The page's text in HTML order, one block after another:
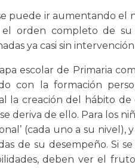
puede ir aumentando el
el orden completo de
ya casi sin
escolar de Primaria
con la formación
la creación del hábito
deriva de ello. Para los
(cada uno a su nivel),
de su desempeño. Si
deben ver el